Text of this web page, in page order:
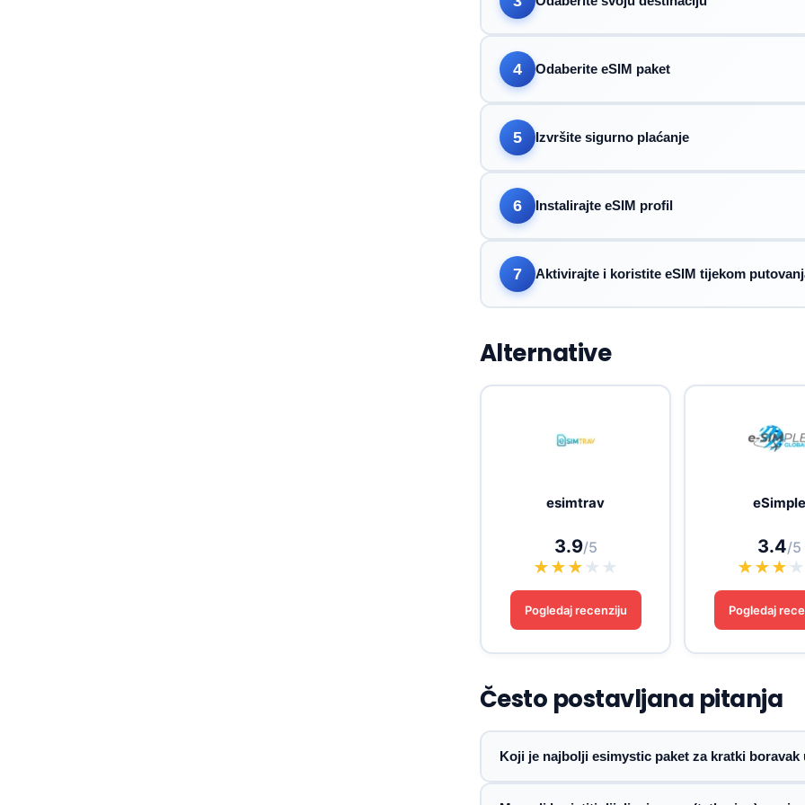
4 Odaberite eSIM paket
5 Izvršite sigurno plaćanje
6 Instalirajte eSIM profil
7 Aktivirajte i koristite eSIM tijekom
Alternative
esimtrav
3.9/5
★★★ ★ ★
Pogledaj recenziju
3.4/5
★★★ ★
Pogledaj
Često postavljana pitanja
Koji je najbolji esimystic paket za kratki boravak